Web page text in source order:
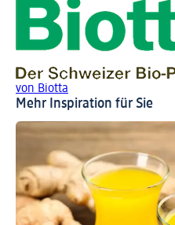
von Biotta
Mehr Inspiration für Sie